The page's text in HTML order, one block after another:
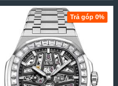
Trả góp 0%